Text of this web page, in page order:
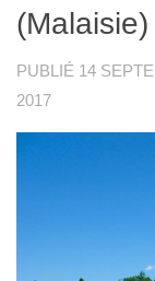
(Malaisie)
PUBLIÉ 14
2017